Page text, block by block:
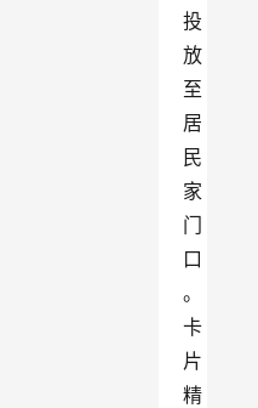
投
放
至
居
民
家
门
口
。
卡
片
精